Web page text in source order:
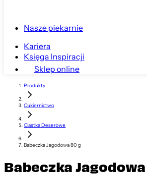
Nasze piekarnie
Kariera
Księga Inspiracji
Sklep online
Produkty
Cukiernictwo
Ciastka Deserowe
Babeczka Jagodowa 80 g
Babeczka